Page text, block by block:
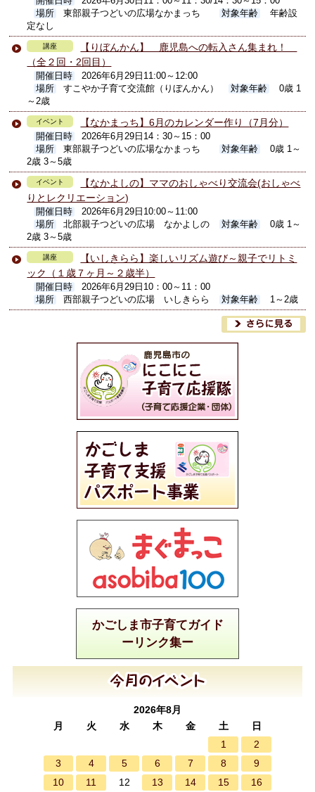
場所
東部親子つどいの広場なかまっち 対象年齢
年齢設
定なし
講座
【りぼんかん】 鹿児島への転入さん集まれ！
（全２回・2回目）
開催日時
2026年6月29日11:00～12:00
場所
すこやか子育て交流館（りぼんかん） 対象年齢
0歳 1
～2歳
イベント 【なかまっち】6月のカレンダー作り（7月分）
開催日時
2026年6月29日14：30～15：00
場所
東部親子つどいの広場なかまっち 対象年齢
0歳 1～
2歳 3～5歳
イベント
【なかよしの】ママのおしゃべり交流会(おしゃべ
りとレクリエーション)
開催日時
2026年6月29日10:00～11:00
場所
北部親子つどいの広場 なかよしの 対象年齢
0歳 1～
2歳 3～5歳
講座
【いしきらら】楽しいリズム遊び～親子でリトミ
ック（１歳７ヶ月～２歳半）
開催日時
2026年6月29日10：00～11：00
場所
西部親子つどいの広場 いしきらら 対象年齢 1～2歳
かごしま市子育てガイド
ーリンク集ー
2026年8月
月
火 水 木 金 土
日
1
2
3
4 5 6 7 8
9
10
11 12 13 14 15
16